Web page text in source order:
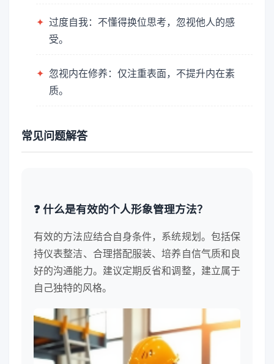
✦ 过度自我：不懂得换位思考，忽视他人的感
受。
✦ 忽视内在修养：仅注重表面，不提升内在素
质。
常见问题解答
❓ 什么是有效的个人形象管理方法？
有效的方法应结合自身条件，系统规划。包括保
持仪表整洁、合理搭配服装、培养自信气质和良
好的沟通能力。建议定期反省和调整，建立属于
自己独特的风格。